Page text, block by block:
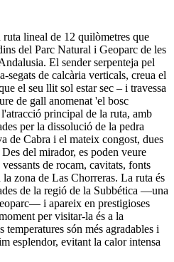
lineal de 12 quilòmetres que
del Parc Natural i Geoparc de les
El sender serpenteja pel
de calcària verticals, creua el
el seu llit sol estar sec – i travessa
de gall anomenat 'el bosc
principal de la ruta, amb
per la dissolució de la pedra
de Cabra i el mateix congost, dues
del mirador, es poden veure
de rocam, cavitats, fonts
zona de Las Chorreras. La ruta és
de la regió de la Subbética —una
i apareix en prestigioses
per visitar-la és a la
són més agradables i
esplendor, evitant la calor intensa